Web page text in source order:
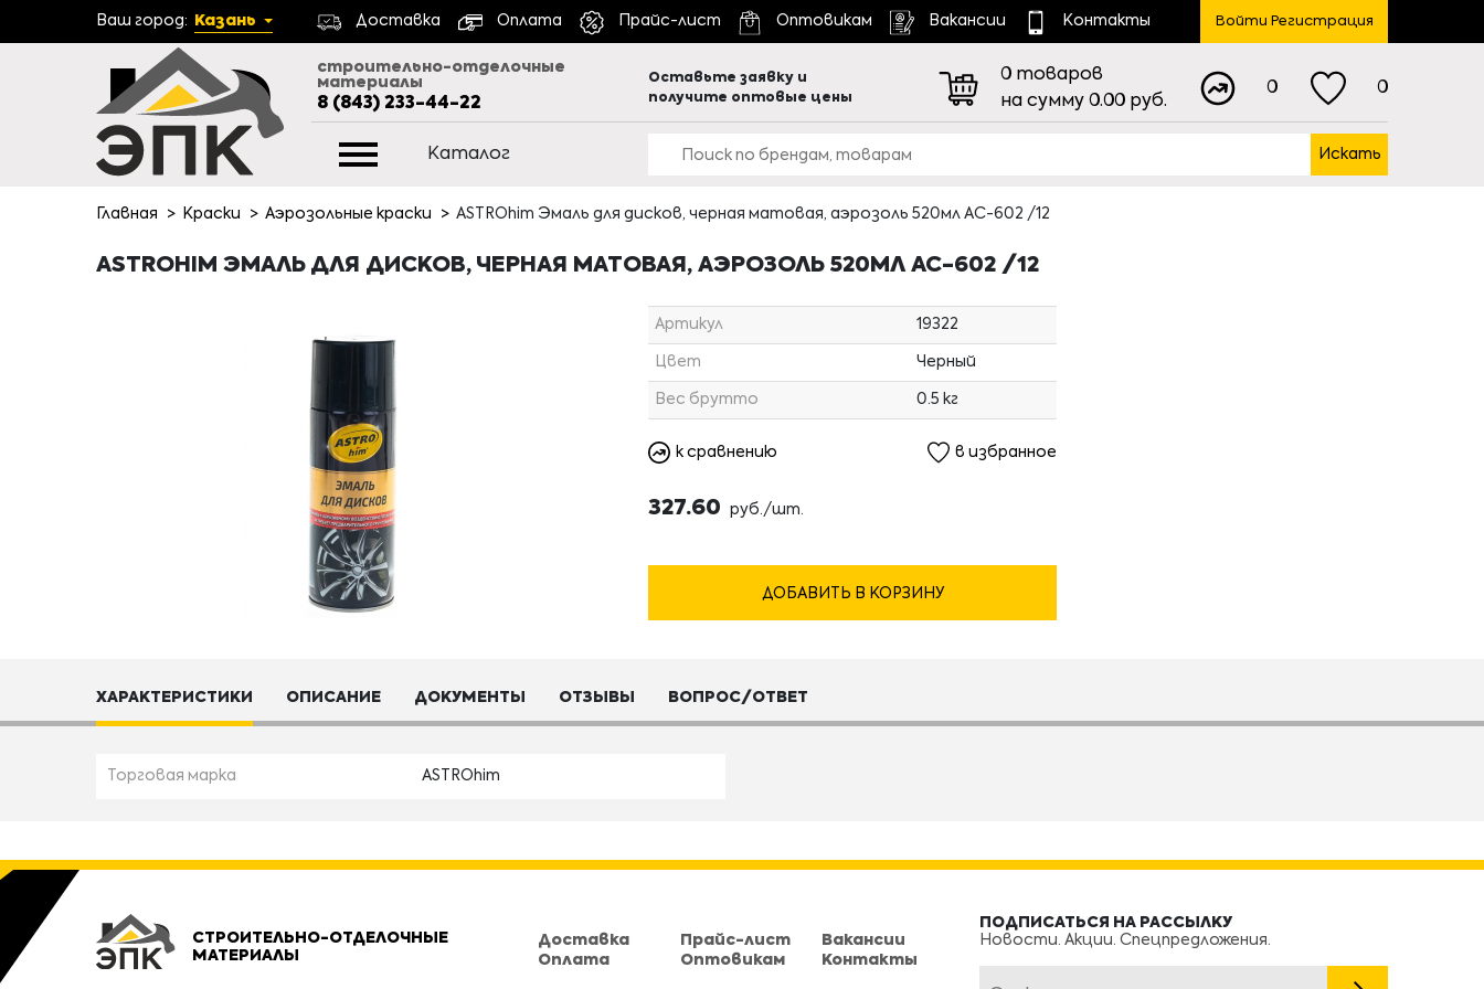
Ваш город: Казань Доставка Оплата Прайс-лист Оптовикам Вакансии Контакты Войти Регистрация
строительно-отделочные
материалы
8 (843) 233-44-22
Оставьте заявку и
получите оптовые цены
0 товаров
на сумму 0.00 руб.
0 0
Каталог Искать
Главная Краски Аэрозольные краски ASTROhim Эмаль для дисков, черная матовая, аэрозоль 520мл АС-602 /12
ASTROHIM ЭМАЛЬ ДЛЯ ДИСКОВ, ЧЕРНАЯ МАТОВАЯ, АЭРОЗОЛЬ 520МЛ АС-602 /12
Артикул 19322
Цвет Черный
Вес брутто 0.5 кг
к сравнению в избранное
327.60 руб./шт.
ДОБАВИТЬ В КОРЗИНУ
ХАРАКТЕРИСТИКИ ОПИСАНИЕ ДОКУМЕНТЫ ОТЗЫВЫ ВОПРОС/ОТВЕТ
Торговая марка ASTROhim
СТРОИТЕЛЬНО-ОТДЕЛОЧНЫЕ
МАТЕРИАЛЫ
Доставка
Оплата
Прайс-лист
Оптовикам
Вакансии
Контакты
ПОДПИСАТЬСЯ НА РАССЫЛКУ
Новости. Акции. Спецпредложения.